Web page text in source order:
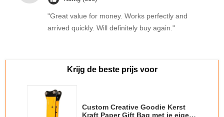
sweet spot makes all the difference. No more eye
strain during long sessions. Highly recommend
taking the time to set it up properly!""The Pico 4's
finding that sweet spot makes all the difference.
recommend taking the time to set it up
properly!""The Pico 4's visual clarity is fantastic
once you dial in the IPD correctly. The manual
"Great value for money. Works perfectly and
arrived quickly. Will definitely buy again."
Krijg de beste prijs voor
Custom Creative Goodie Kerst
Kraft Paper Gift Bag met je eigen